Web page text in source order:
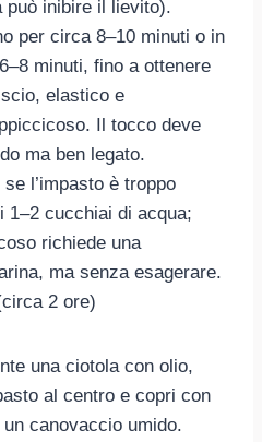
può inibire il lievito).
per circa 8–10 minuti o in
minuti, fino a ottenere
elastico e
Il tocco deve
ma ben legato.
l’impasto è troppo
1–2 cucchiai di acqua;
richiede una
ma senza esagerare.
2 ore)
una ciotola con olio,
al centro e copri con
canovaccio umido.